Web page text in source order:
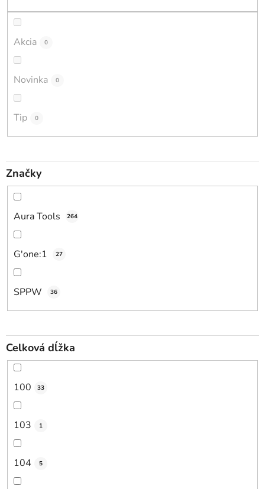
e
o
Akcia 0
Novinka 0
Tip 0
Značky
Aura Tools 264
G'one:1 27
SPPW 36
Celková dĺžka
100 33
103 1
104 5